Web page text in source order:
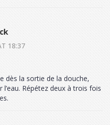
18:37
dès la sortie de la douche,
Répétez deux à trois fois